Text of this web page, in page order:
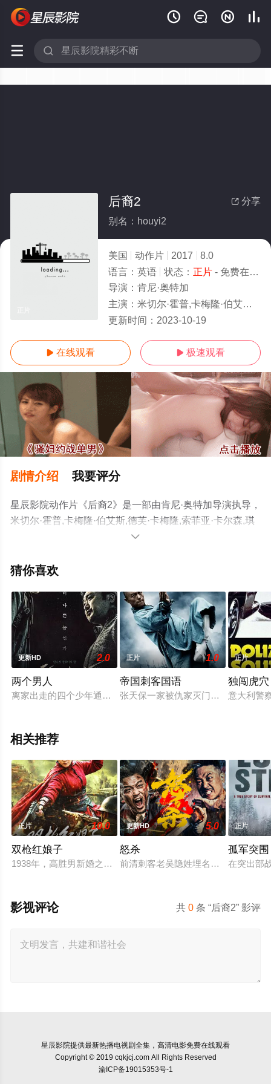
   
 
 分享
后裔2
别名：houyi2
美国 动作片 2017
8.0
语言： 英语 状态： 正片- 免费在线观看
导演： 肯尼·奥特加
主演： 米切尔·霍普,卡梅隆·伯艾斯,德芙·卡梅隆,索菲亚·卡尔森,琪娜·安妮·麦克兰,波波·斯图尔特,杰迪代亚·古达克,汤
更新时间： 2023-10-19
 在线观看  极速观看
剧情介绍 我要评分
星辰影院动作片《后裔2》是一部由肯尼·奥特加导演执导，
米切尔·霍普,卡梅隆·伯艾斯,德芙·卡梅隆,索菲亚·卡尔森,琪
娜·安妮·麦克兰,波波·斯图尔特,杰迪代亚·古达克,汤马斯·多
电影，手机免费观看高清未删减完整版电影就上星辰影
平台了解。

猜你喜欢
更新HD 2.0
两个男人
离家出走的四个少年通过倒卖偷来的东西“养家糊口”。当他们
正片 1.0
帝国刺客国语
张天保一家被仇家灭门幸免于难，经
正片
独闯虎
意大利警
相关推荐
正片 10.0
双枪红娘子
1938年，高胜男新婚之日，丈夫被日军残害，父辈亦遭屠戮。
更新HD 5.0
怒杀
前清刺客老吴隐姓埋名于药铺，却为
正片
孤军突围
在突出部
共0 条 “后裔2” 影评
影视评论
星辰影院提供最新热播电视剧全集，高清电影免费在线观看
Copyright © 2019 cqkjcj.com All Rights Reserved
渝ICP备19015353号-1